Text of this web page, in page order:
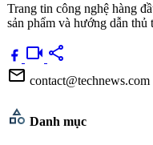
Trang tin công nghệ hàng
sản phẩm và hướng dẫn thủ
videocam share
mail contact@technews.com
category Danh mục